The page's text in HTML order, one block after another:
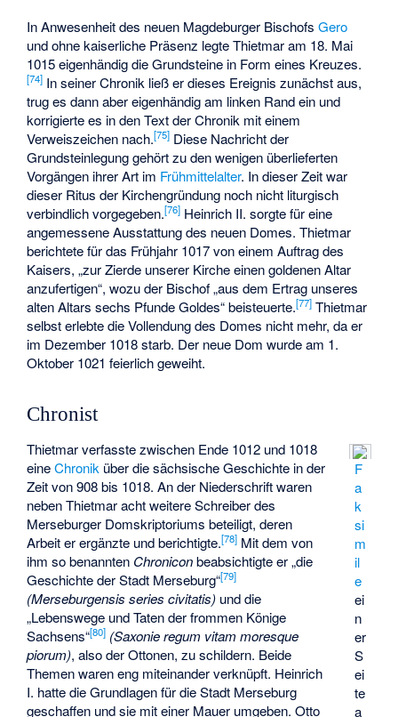
In Anwesenheit des neuen Magdeburger BischofsGero
und ohne kaiserliche Präsenz legte Thietmar am 18. Mai
1015 eigenhändig die Grundsteine in Form eines Kreuzes.
[74] In seiner Chronik ließ er dieses Ereignis zunächst aus,
trug es dann aber eigenhändig am linken Rand ein und
korrigierte es in den Text der Chronik mit einem
Verweiszeichen nach.[75] Diese Nachricht der
Grundsteinlegung gehört zu den wenigen überlieferten
Vorgängen ihrer Art im Frühmittelalter. In dieser Zeit war
dieser Ritus der Kirchengründung noch nicht liturgisch
verbindlich vorgegeben.[76] Heinrich II. sorgte für eine
angemessene Ausstattung des neuen Domes. Thietmar
berichtete für das Frühjahr 1017 von einem Auftrag des
Kaisers, „zur Zierde unserer Kirche einen goldenen Altar
anzufertigen“, wozu der Bischof „aus dem Ertrag unseres
alten Altars sechs Pfunde Goldes“ beisteuerte.[77] Thietmar
selbst erlebte die Vollendung des Domes nicht mehr, da er
im Dezember 1018 starb. Der neue Dom wurde am 1.
Oktober 1021 feierlich geweiht.
Chronist
F
a
k
si
m
il
e
ei
n
er
S
ei
te
a
Thietmar verfasste zwischen Ende 1012 und 1018
eineChronik über die sächsische Geschichte in der
Zeit von 908 bis 1018. An der Niederschrift waren
neben Thietmar acht weitere Schreiber des
Merseburger Domskriptoriums beteiligt, deren
Arbeit er ergänzte und berichtigte.[78] Mit dem von
ihm so benannten Chroniconbeabsichtigte er „die
Geschichte der Stadt Merseburg“[79]
(Merseburgensis series civitatis) und die
„Lebenswege und Taten der frommen Könige
Sachsens“[80] (Saxonie regum vitam moresque
piorum), also der Ottonen, zu schildern. Beide
Themen waren eng miteinander verknüpft. Heinrich
I. hatte die Grundlagen für die Stadt Merseburg
geschaffen und sie mit einer Mauer umgeben. Otto